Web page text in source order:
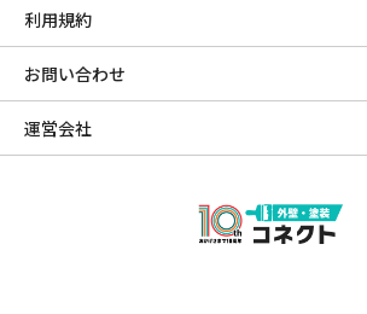
利用規約
お問い合わせ
運営会社